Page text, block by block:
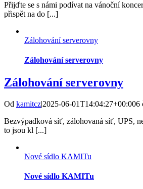
Přijďte se s námi podívat na vánoční
přispět na do [...]
Zálohování serverovny
Zálohování serverovny
Zálohování serverovny
Od kamitcz|2025-06-01T14:04:27+00:006
Bezvýpadková síť, zálohovaná síť, UPS,
to jsou kl [...]
Nové sídlo KAMITu
Nové sídlo KAMITu